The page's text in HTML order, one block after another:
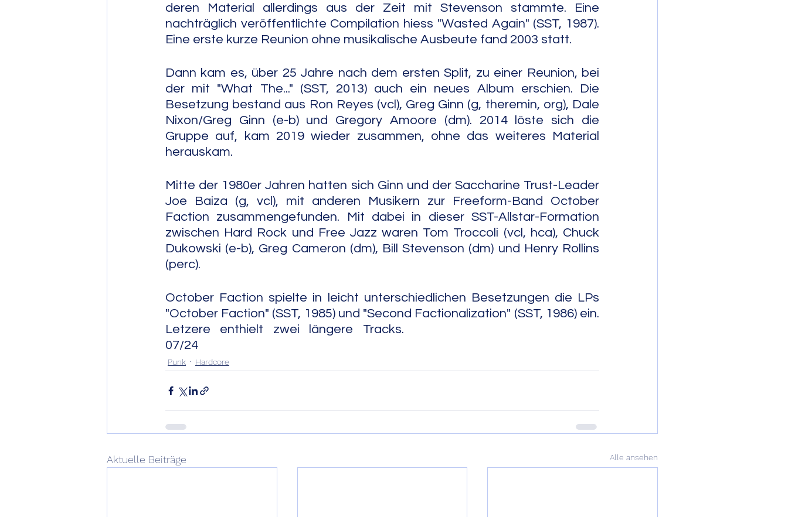
deren Material allerdings aus der Zeit mit Stevenson stammte. Eine
nachträglich veröffentlichte Compilation hiess "Wasted Again" (SST, 1987).
Eine erste kurze Reunion ohne musikalische Ausbeute fand 2003 statt.
Dann kam es, über 25 Jahre nach dem ersten Split, zu einer Reunion, bei
der mit "What The..." (SST, 2013) auch ein neues Album erschien. Die
Besetzung bestand aus Ron Reyes (vcl), Greg Ginn (g, theremin, org), Dale
Nixon/Greg Ginn (e-b) und Gregory Amoore (dm). 2014 löste sich die
Gruppe auf, kam 2019 wieder zusammen, ohne das weiteres Material
herauskam.
Mitte der 1980er Jahren hatten sich Ginn und der Saccharine Trust-Leader
Joe Baiza (g, vcl), mit anderen Musikern zur Freeform-Band October
Faction zusammengefunden. Mit dabei in dieser SST-Allstar-Formation
zwischen Hard Rock und Free Jazz waren Tom Troccoli (vcl, hca), Chuck
Dukowski (e-b), Greg Cameron (dm), Bill Stevenson (dm) und Henry Rollins
(perc).
October Faction spielte in leicht unterschiedlichen Besetzungen die LPs
"October Faction" (SST, 1985) und "Second Factionalization" (SST, 1986) ein.
Letzere enthielt zwei längere Tracks.
07/24
Punk Hardcore
Aktuelle Beiträge Alle ansehen